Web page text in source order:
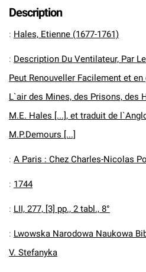
Description
: Hales, Etienne (1677-1761)
: Description Du Ventilateur, Par
Peut Renouveller Facilement et
L`air des Mines, des Prisons, des
M.E. Hales [...], et traduit de
M.P.Demours [...]
: A Paris : Chez Charles-Nicolas
: 1744
: LII, 277, [3] pp., 2 tabl., 8°
: Lwowska Narodowa Naukowa
V. Stefanyka